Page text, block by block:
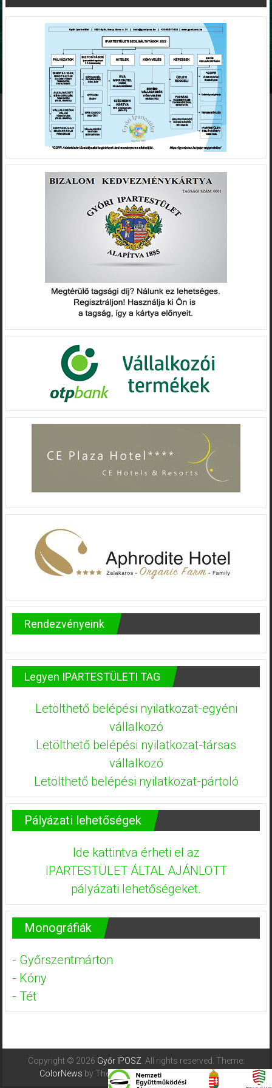
Rendezvényeink
Legyen IPARTESTÜLETI TAG
Letölthető belépési nyilatkozat-egyéni
vállalkozó
Letölthető belépési nyilatkozat-társas
vállalkozó
Letölthető belépési nyilatkozat-pártoló
Pályázati lehetőségek
Ide kattintva érheti el az
IPARTESTÜLET ÁLTAL AJÁNLOTT
pályázati lehetőségeket.
Monográfiák
- Győrszentmárton
- Kóny
- Tét
Copyright © 2026 Győr IPOSZ. All rights reserved. Theme:
ColorNews by ThemeGrill. Powered by WordPress